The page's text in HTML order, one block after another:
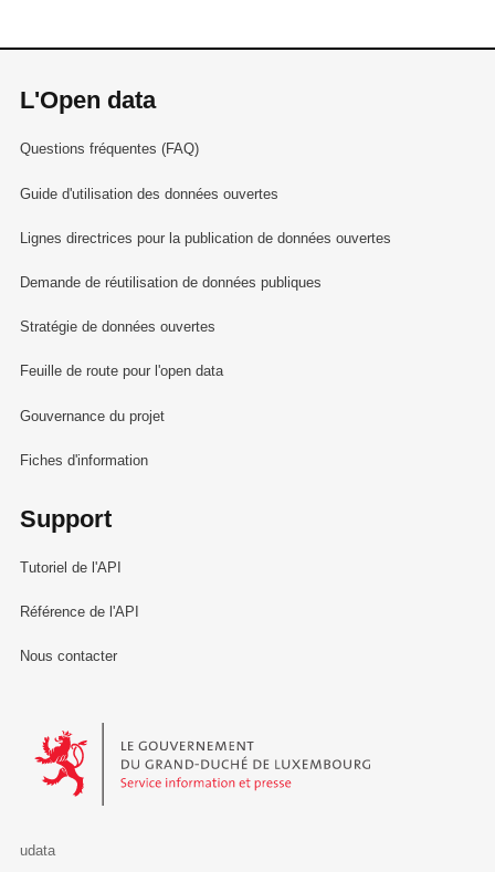
L'Open data
Questions fréquentes (FAQ)
Guide d'utilisation des données ouvertes
Lignes directrices pour la publication de données ouvertes
Demande de réutilisation de données publiques
Stratégie de données ouvertes
Feuille de route pour l'open data
Gouvernance du projet
Fiches d'information
Support
Tutoriel de l'API
Référence de l'API
Nous contacter
Le Gouvernement du Grand-Duché de Luxembourg - Service
udata